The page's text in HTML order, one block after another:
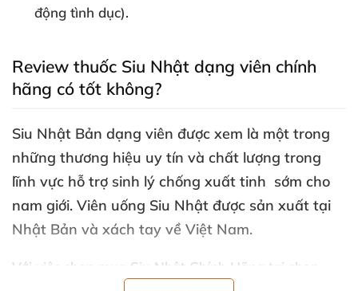
động tình dục).
Review thuốc Siu Nhật dạng viên chính
hãng có tốt không?
Siu Nhật Bản dạng viên được xem là một trong
những thương hiệu uy tín và chất lượng trong
lĩnh vực hỗ trợ sinh lý chống xuất tinh sớm cho
nam giới. Viên uống Siu Nhật được sản xuất tại
Nhật Bản và xách tay về Việt Nam.
Với việc chọn mua Siu Nhật Chính Hãng tại shop